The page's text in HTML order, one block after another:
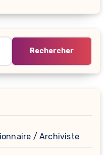
/ Archiviste